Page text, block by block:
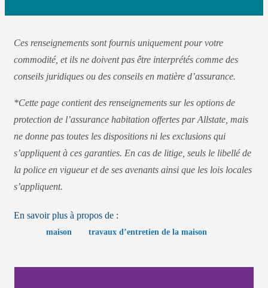
Ces renseignements sont fournis uniquement pour votre
commodité, et ils ne doivent pas être interprétés comme des
conseils juridiques ou des conseils en matière d’assurance.
*Cette page contient des renseignements sur les options de
protection de l’assurance habitation offertes par Allstate, mais
ne donne pas toutes les dispositions ni les exclusions qui
s’appliquent à ces garanties. En cas de litige, seuls le libellé de
la police en vigueur et de ses avenants ainsi que les lois locales
s’appliquent.
En savoir plus à propos de :
maison travaux d’entretien de la maison